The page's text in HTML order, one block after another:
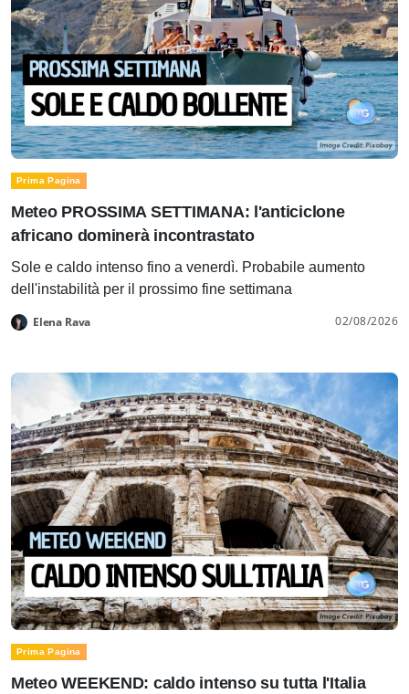
Prima Pagina
Meteo PROSSIMA SETTIMANA: l'anticiclone
africano dominerà incontrastato
Sole e caldo intenso fino a venerdì. Probabile aumento
dell'instabilità per il prossimo fine settimana
Elena Rava 02/08/2026
Prima Pagina
Meteo WEEKEND: caldo intenso su tutta l'Italia